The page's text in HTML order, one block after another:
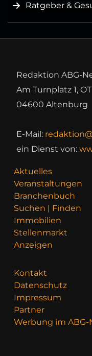
Ratgeber &
Redaktion ABG-
Am Turnplatz 1,
04600 Altenburg
E-Mail:
ein Dienst von:
Aktuelles
Veranstaltungen
Branchenbuch
Suchen | Finden
Immobilien
Stellenmarkt
Anzeigen
Kontakt
Datenschutz
Impressum
Partner
Werbung im ABG-